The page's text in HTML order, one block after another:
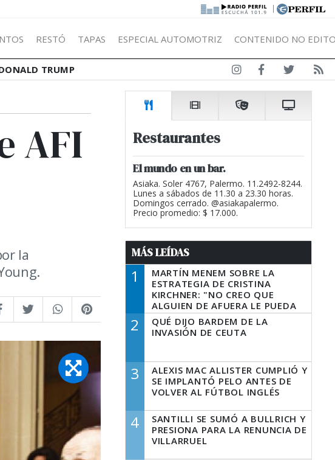
|
RESTÓ TAPAS ESPECIAL AUTOMOTRIZ CONTENIDO NO
TRUMP
AFI
la
Restaurantes
El mundo en un bar.
Asiaka. Soler 4767, Palermo. 11.2492-8244.
Lunes a sábados de 11.30 a 23.30 horas.
Domingos cerrado. @asiakapalermo.
Precio promedio: $ 17.000.
MÁS LEÍDAS
1
MARTÍN MENEM SOBRE LA
ESTRATEGIA DE CRISTINA
KIRCHNER: "NO CREO QUE
ALGUIEN DE AFUERA LE PUEDA
DECIR A LA JUSTICIA LO QUE
TIENE QUE HACER"
2
QUÉ DIJO BARDEM DE LA
INVASIÓN DE CEUTA
3
ALEXIS MAC ALLISTER CUMPLIÓ Y
SE IMPLANTÓ PELO ANTES DE
VOLVER AL FÚTBOL INGLÉS
4
SANTILLI SE SUMÓ A BULLRICH Y
PRESIONA PARA LA RENUNCIA DE
VILLARRUEL